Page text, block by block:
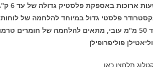
ארוכות באספקת פלסטיק גדולה של עד 6 ק"ג לשעה.
פלסטי גדול במיוחד להלחמה של לוחות
טרמופלסטיים
פוליפרופילן
תלחצו כאן